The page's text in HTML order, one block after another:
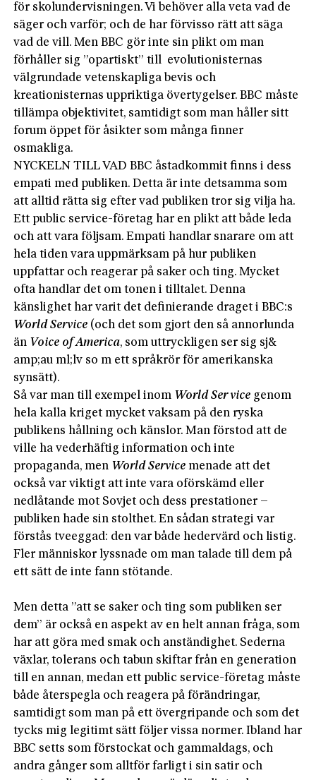
för skolundervisningen. Vi behöver alla veta vad de
säger och varför; och de har förvisso rätt att säga
vad de vill. Men BBC gör inte sin plikt om man
förhåller sig ”opartiskt” till evolutionisternas
välgrundade vetenskapliga bevis och
kreationisternas uppriktiga övertygelser. BBC måste
tillämpa objektivitet, samtidigt som man håller sitt
forum öppet för åsikter som många finner
osmakliga.
NYCKELN TILL VAD BBC åstadkommit finns i dess
empati med publiken. Detta är inte detsamma som
att alltid rätta sig efter vad publiken tror sig vilja ha.
Ett public service-företag har en plikt att både leda
och att vara följsam. Empati handlar snarare om att
hela tiden vara uppmärksam på hur publiken
uppfattar och reagerar på saker och ting. Mycket
ofta handlar det om tonen i tilltalet. Denna
känslighet har varit det definierande draget i BBC:s
World Service (och det som gjort den så annorlunda
än Voice of America, som uttryckligen ser sig sj&
amp;au ml;lv so m ett språkrör för amerikanska
synsätt).
Så var man till exempel inom World Ser vice genom
hela kalla kriget mycket vaksam på den ryska
publikens hållning och känslor. Man förstod att de
ville ha vederhäftig information och inte
propaganda, men World Service menade att det
också var viktigt att inte vara oförskämd eller
nedlåtande mot Sovjet och dess prestationer –
publiken hade sin stolthet. En sådan strategi var
förstås tveeggad: den var både hedervärd och listig.
Fler människor lyssnade om man talade till dem på
ett sätt de inte fann stötande.
Men detta ”att se saker och ting som publiken ser
dem” är också en aspekt av en helt annan fråga, som
har att göra med smak och anständighet. Sederna
växlar, tolerans och tabun skiftar från en generation
till en annan, medan ett public service-företag måste
både återspegla och reagera på förändringar,
samtidigt som man på ett övergripande och som det
tycks mig legitimt sätt följer vissa normer. Ibland har
BBC setts som förstockat och gammaldags, och
andra gånger som alltför farligt i sin satir och